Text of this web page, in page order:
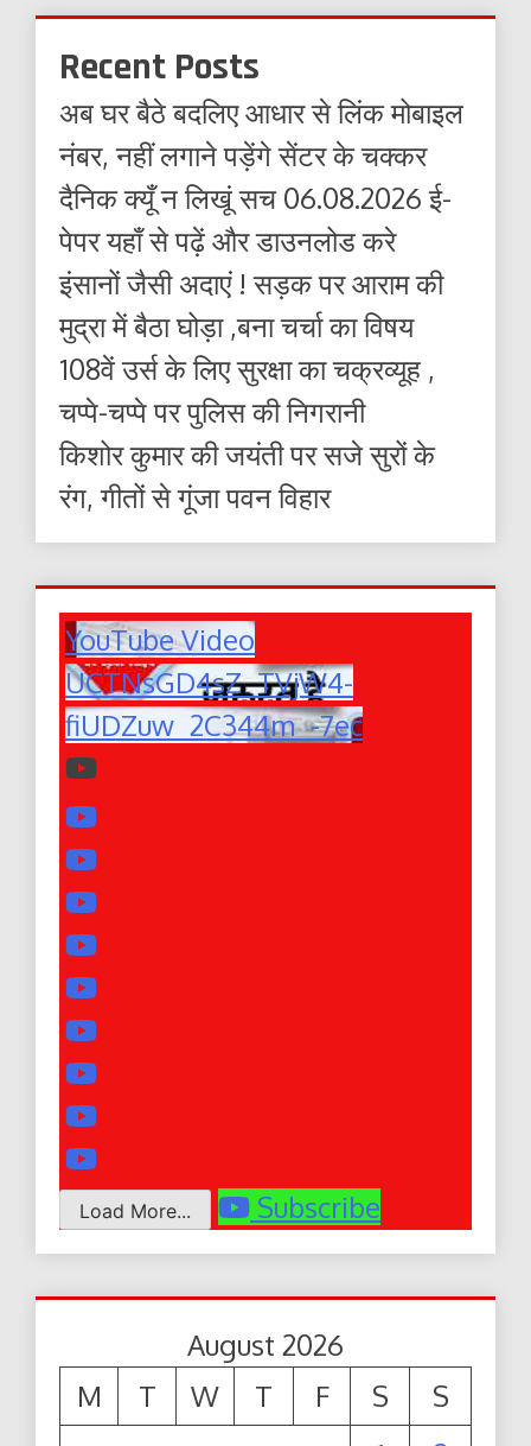
Recent Posts
अब घर बैठे बदलिए आधार से लिंक मोबाइल
नंबर, नहीं लगाने पड़ेंगे सेंटर के चक्कर
दैनिक क्यूँ न लिखूं सच 06.08.2026 ई-
पेपर यहाँ से पढ़ें और डाउनलोड करे
इंसानों जैसी अदाएं ! सड़क पर आराम की
मुद्रा में बैठा घोड़ा ,बना चर्चा का विषय
108वें उर्स के लिए सुरक्षा का चक्रव्यूह ,
चप्पे-चप्पे पर पुलिस की निगरानी
किशोर कुमार की जयंती पर सजे सुरों के
रंग, गीतों से गूंजा पवन विहार
YouTube Video
UCTNsGD4sZ_TVjW4-
fiUDZuw_2C344m_-7ec
Load More... Subscribe
August 2026
M
T W T F S
S